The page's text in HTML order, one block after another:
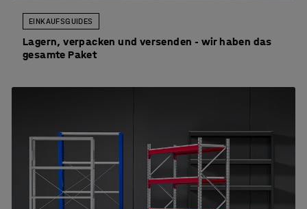
EINKAUFSGUIDES
Lagern, verpacken und versenden - wir haben das
gesamte Paket